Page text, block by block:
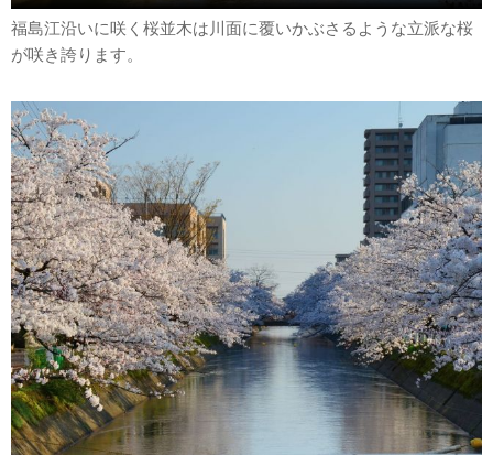
福島江沿いに咲く桜並木は川面に覆いかぶさるような立派な桜
が咲き誇ります。